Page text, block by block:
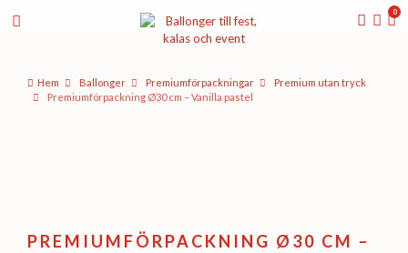
0
Hem Ballonger Premium­förpackningar
Premium utan tryck
Premiumförpackning Ø30 cm – Vanilla pastel
PREMIUMFÖRPACKNING Ø30 CM –